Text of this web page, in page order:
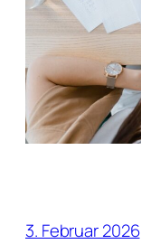
3. Februar 2026